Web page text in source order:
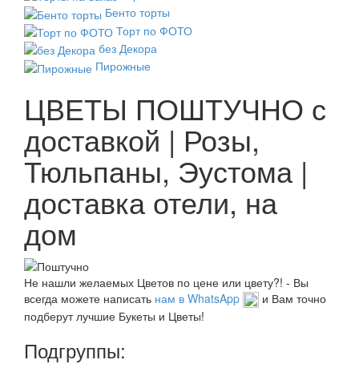
Бенто торты
Торт по ФОТО
без Декора
Пирожные
ЦВЕТЫ ПОШТУЧНО с
доставкой | Розы,
Тюльпаны, Эустома |
доставка отели, на
дом
Не нашли желаемых Цветов по цене или цвету?! - Вы
всегда можете написать нам в WhatsApp
и Вам точно
подберут лучшие Букеты и Цветы!
Подгруппы: